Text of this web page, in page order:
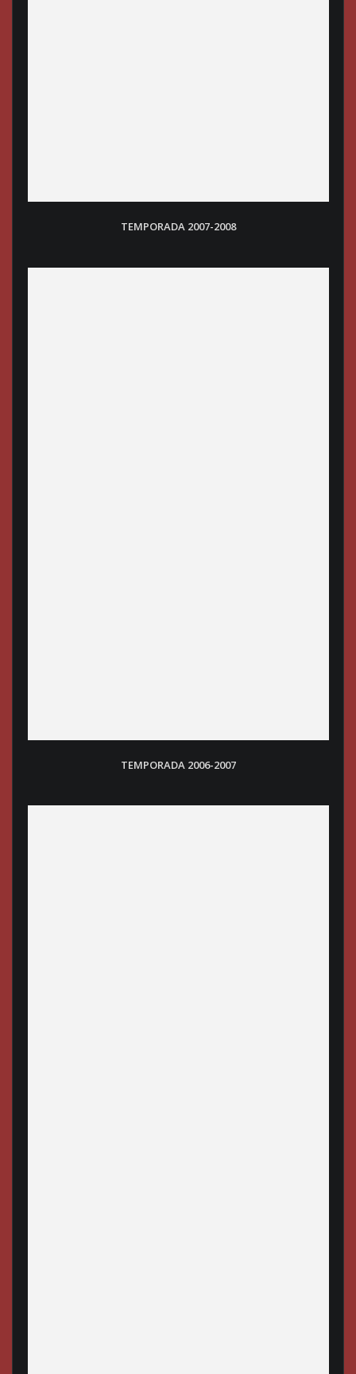
TEMPORADA 2007-2008
TEMPORADA 2006-2007